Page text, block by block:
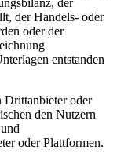
der
der Handels- oder
oder der
entstanden
Drittanbieter oder
den Nutzern
oder Plattformen.